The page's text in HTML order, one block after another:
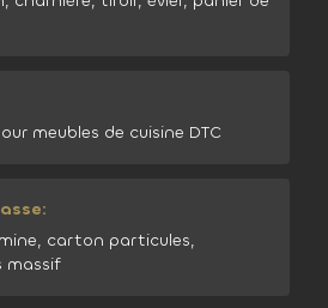
meubles de cuisine DTC
carton particules,
massif